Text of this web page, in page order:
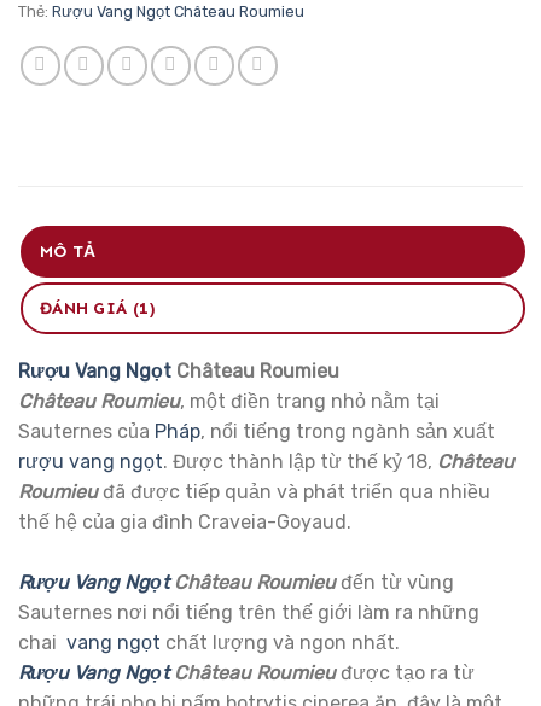
Thẻ: Rượu Vang Ngọt Château Roumieu
MÔ TẢ
ĐÁNH GIÁ (1)
Rượu Vang Ngọt Château Roumieu
Château Roumieu, một điền trang nhỏ nằm tại
Sauternes của Pháp, nổi tiếng trong ngành sản xuất
rượu vang ngọt. Được thành lập từ thế kỷ 18, Château
Roumieuđã được tiếp quản và phát triển qua nhiều
thế hệ của gia đình Craveia-Goyaud.
Rượu Vang NgọtChâteau Roumieuđến từ vùng
Sauternes nơi nổi tiếng trên thế giới làm ra những
chai vang ngọt chất lượng và ngon nhất.
Rượu Vang NgọtChâteau Roumieuđược tạo ra từ